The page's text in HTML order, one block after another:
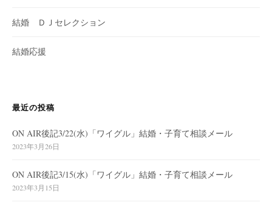
結婚 ＤＪセレクション
結婚応援
最近の投稿
ON AIR後記3/22(水)「ワイグル」結婚・子育て相談メール
2023年3月26日
ON AIR後記3/15(水)「ワイグル」結婚・子育て相談メール
2023年3月15日